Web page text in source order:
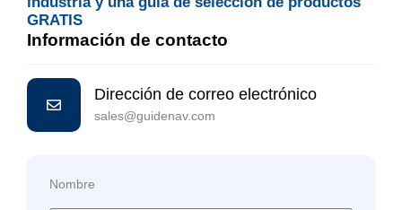
GRATIS
Información de contacto
Dirección de correo electrónico
sales@guidenav.com
Nombre